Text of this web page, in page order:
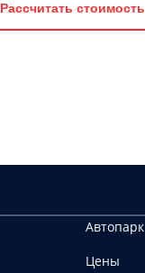
Рассчитать стоимость
Автопарк
Цены